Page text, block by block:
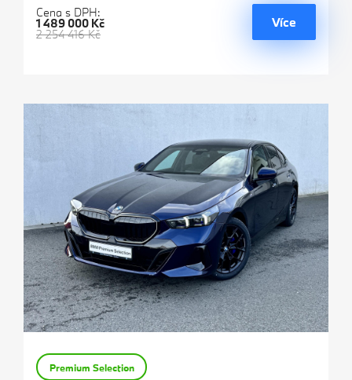
Cena s DPH:
2 254 416 Kč
1 489 000 Kč Více
Premium Selection